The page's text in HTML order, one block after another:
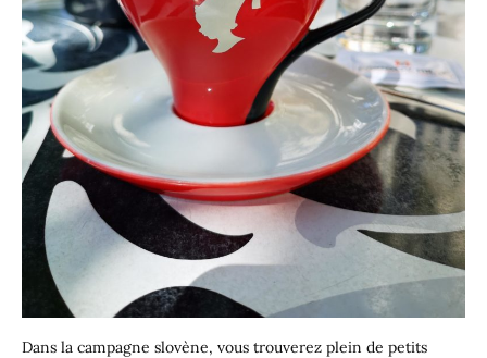
Dans la campagne slovène, vous trouverez plein de petits